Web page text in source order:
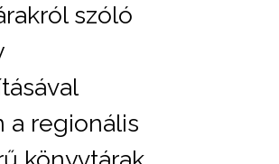
szóló
a regionális